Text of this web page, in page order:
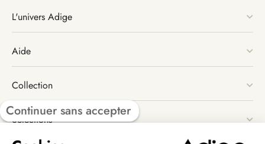
L'univers Adige
Aide
Collection
Sélections
Continuer sans accepter